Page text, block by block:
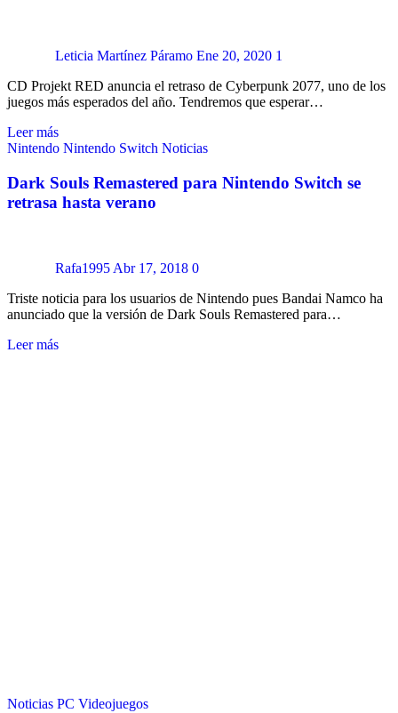
Leticia Martínez Páramo Ene 20, 2020 1
CD Projekt RED anuncia el retraso de Cyberpunk 2077, uno de los
juegos más esperados del año. Tendremos que esperar…
Leer más
Nintendo Nintendo Switch Noticias
Dark Souls Remastered para Nintendo Switch se
retrasa hasta verano
Rafa1995 Abr 17, 2018 0
Triste noticia para los usuarios de Nintendo pues Bandai Namco ha
anunciado que la versión de Dark Souls Remastered para…
Leer más
Noticias PC Videojuegos